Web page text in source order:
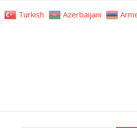
Turkish Azerbaijani